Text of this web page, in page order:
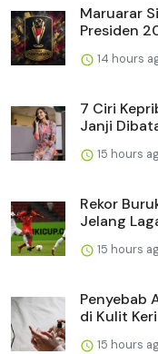
Maruarar
Presiden
14 hours
7 Ciri
Janji
15 hours
Rekor
Jelang
15 hours
Penyebab
di Kulit
15 hours